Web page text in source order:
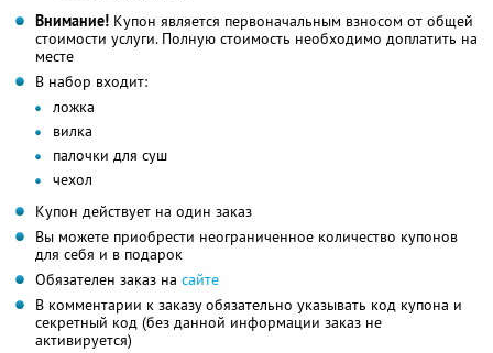
Внимание! Купон является первоначальным взносом от общей
стоимости услуги. Полную стоимость необходимо доплатить на
месте
В набор входит:
ложка
вилка
палочки для суш
чехол
Купон действует на один заказ
Вы можете приобрести неограниченное количество купонов
для себя и в подарок
Обязателен заказ на сайте
В комментарии к заказу обязательно указывать код купона и
секретный код (без данной информации заказ не
активируется)